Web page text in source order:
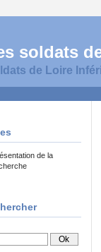
soldats
de Loire
de la